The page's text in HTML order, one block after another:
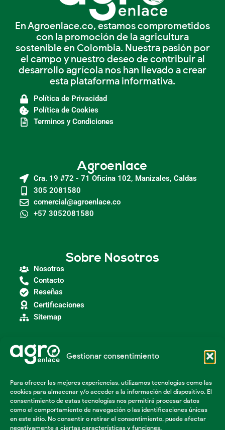
Gestionar consentimiento
Para ofrecer las mejores experiencias, utilizamos tecnologías como las
cookies para almacenar y/o acceder a la información del dispositivo. El
consentimiento de estas tecnologías nos permitirá procesar datos
como el comportamiento de navegación o las identificaciones únicas
en este sitio. No consentir o retirar el consentimiento, puede afectar
negativamente a ciertas características y funciones.
En Agroenlace.co, estamos comprometidos
con la promoción de la agricultura
sostenible en Colombia. Nuestra pasión por
el campo y nuestro deseo de contribuir al
desarrollo agrícola nos han llevado a crear
esta plataforma informativa.
Política de Privacidad
Política de Cookies
Terminos y Condiciones
Agroenlace
Cra. 19 #72 - 71 Oficina 102, Manizales, Caldas
305 2081580
comercial@agroenlace.co
+57 3052081580
Sobre Nosotros
Nosotros
Contacto
Reseñas
Certificaciones
Sitemap
Categorías
Insumos Agrícolas
Maquinaria Agroindustrial
Maquinaria Industrial
Acondicionador de suelos